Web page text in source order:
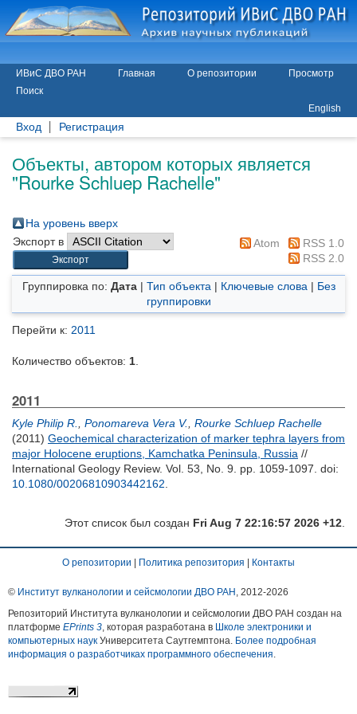
ИВиС ДВО РАН Главная О репозитории
Просмотр
Поиск
English
Вход Регистрация
Объекты, автором которых является
"Rourke Schluep Rachelle"
На уровень вверх
Экспорт в
Atom
RSS 1.0
RSS 2.0
Группировка по: Дата| Тип объекта | Ключевые слова | Без
группировки
Перейти к: 2011
Количество объектов: 1
2011
Kyle Philip R. Ponomareva Vera V. Rourke Schluep Rachelle
(2011) Geochemical characterization of marker tephra layers from
major Holocene eruptions, Kamchatka Peninsula, Russia //
International Geology Review. Vol. 53, No. 9. pp. 1059-1097. doi:
10.1080/00206810903442162
Этот список был создан Fri Aug 7 22:16:57 2026 +12
О репозитории Политика репозитория Контакты
© Институт вулканологии и сейсмологии ДВО РАН , 2012-2026
Репозиторий Института вулканологии и сейсмологии ДВО РАН создан на
платформе EPrints 3, которая разработана в Школе электроники и
компьютерных наук Университета Саутгемптона. Более подробная
информация о разработчиках программного обеспечения.